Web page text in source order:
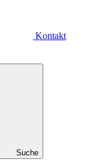
Kontakt
Suche